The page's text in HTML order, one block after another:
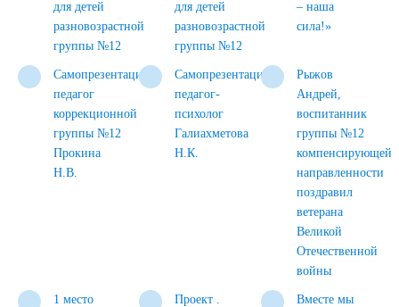
для детей
разновозрастной
группы №12
для детей
разновозрастной
группы №12
– наша
сила!»
Самопрезентация
педагог
коррекционной
группы №12
Прокина
Н.В.
Самопрезентация
педагог-
психолог
Галиахметова
Н.К.
Рыжов
Андрей,
воспитанник
группы №12
компенсирующей
направленности
поздравил
ветерана
Великой
Отечественной
войны
1 место
Проект .
Вместе мы